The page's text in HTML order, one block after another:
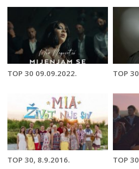
TOP 30 09.09.2022. TOP
TOP 30, 8.9.2016. TOP